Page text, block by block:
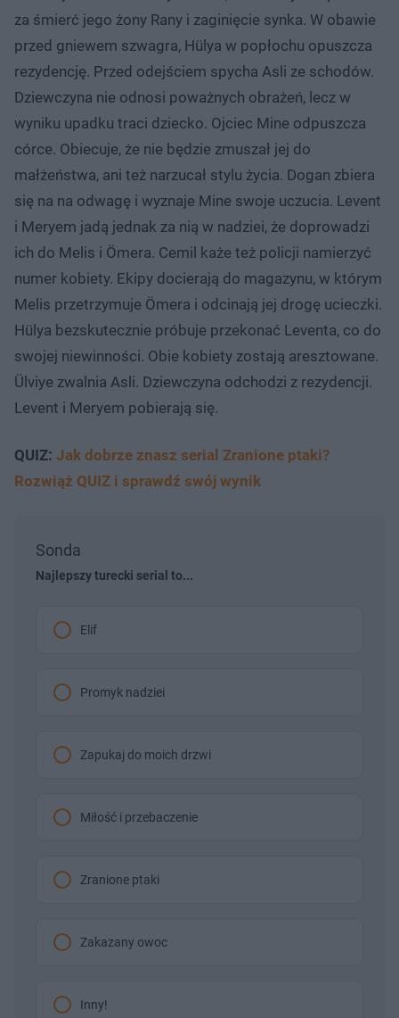
za śmierć jego żony Rany i zaginięcie synka. W obawie
przed gniewem szwagra, Hülya w popłochu opuszcza
rezydencję. Przed odejściem spycha Asli ze schodów.
Dziewczyna nie odnosi poważnych obrażeń, lecz w
wyniku upadku traci dziecko. Ojciec Mine odpuszcza
córce. Obiecuje, że nie będzie zmuszał jej do
małżeństwa, ani też narzucał stylu życia. Dogan zbiera
się na na odwagę i wyznaje Mine swoje uczucia. Levent
i Meryem jadą jednak za nią w nadziei, że doprowadzi
ich do Melis i Ömera. Cemil każe też policji namierzyć
numer kobiety. Ekipy docierają do magazynu, w którym
Melis przetrzymuje Ömera i odcinają jej drogę ucieczki.
Hülya bezskutecznie próbuje przekonać Leventa, co do
swojej niewinności. Obie kobiety zostają aresztowane.
Ülviye zwalnia Asli. Dziewczyna odchodzi z rezydencji.
Levent i Meryem pobierają się.
QUIZ: Jak dobrze znasz serial Zranione ptaki?
Rozwiąż QUIZ i sprawdź swój wynik
Sonda
Najlepszy turecki serial to...
Elif
Promyk nadziei
Zapukaj do moich drzwi
Miłość i przebaczenie
Zranione ptaki
Zakazany owoc
Inny!